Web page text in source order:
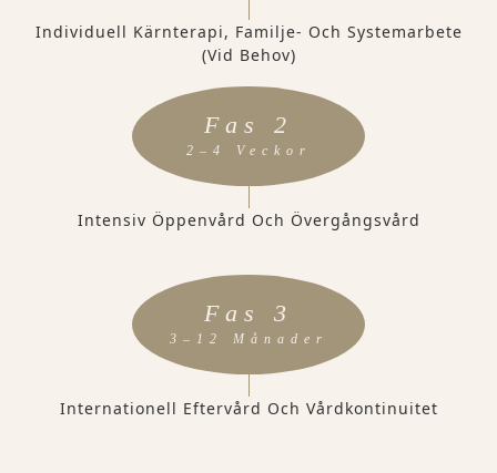
Individuell Kärnterapi, Familje- Och Systemarbete
(vid Behov)
Fas 2
2–4 Veckor
Intensiv Öppenvård Och Övergångsvård
Fas 3
3–12 Månader
Internationell Eftervård Och Vårdkontinuitet